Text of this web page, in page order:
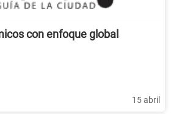
con enfoque global
15 abril